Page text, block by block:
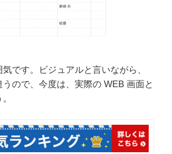
です。ビジュアルと言いながら、
うので、今度は、実際の WEB 画面と